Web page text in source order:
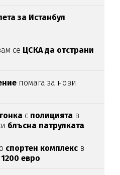
за Истанбул
се ЦСКА да отстрани
помага за нови
гонка с полицията в
блъсна патрулката
спортен комплекс в
1200 евро